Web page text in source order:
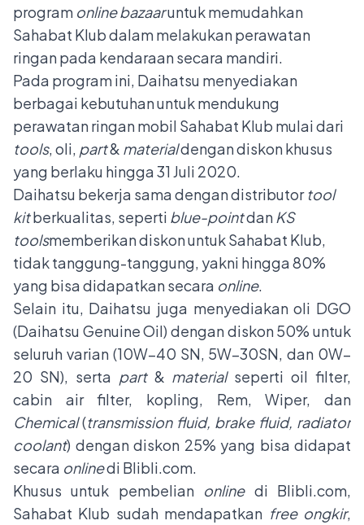
program online bazaaruntuk memudahkan
Sahabat Klub dalam melakukan perawatan
ringan pada kendaraan secara mandiri.
Pada program ini, Daihatsu menyediakan
berbagai kebutuhan untuk mendukung
perawatan ringan mobil Sahabat Klub mulai dari
tools, oli, part& materialdengan diskon khusus
yang berlaku hingga 31 Juli 2020.
Daihatsu bekerja sama dengan distributortool
kitberkualitas, seperti blue-pointdan KS
toolsmemberikan diskon untuk Sahabat Klub,
tidak tanggung-tanggung, yakni hingga 80%
yang bisa didapatkan secara online.
Selain itu, Daihatsu juga menyediakan oli DGO
(Daihatsu Genuine Oil) dengan diskon 50% untuk
seluruh varian (10W–40 SN, 5W–30SN, dan 0W–
20 SN), serta part& materialseperti oil filter,
cabin air filter, kopling, Rem, Wiper, dan
Chemical(transmission fluid, brake fluid, radiator
coolant) dengan diskon 25% yang bisa didapat
secara onlinedi Blibli.com.
Khusus untuk pembelian onlinedi Blibli.com,
Sahabat Klub sudah mendapatkan free ongkir,